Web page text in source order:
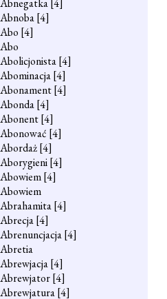
Abnegatka[4]
Abnoba[4]
Abo [4]
Abo
Abolicjonista[4]
Abominacja[4]
Abonament[4]
Abonda[4]
Abonent[4]
Abonować [4]
Abordaż[4]
Aborygieni[4]
Abowiem[4]
Abowiem
Abrahamita[4]
Abrecja[4]
Abrenuncjacja[4]
Abretia
Abrewjacja[4]
Abrewjator[4]
Abrewjatura[4]